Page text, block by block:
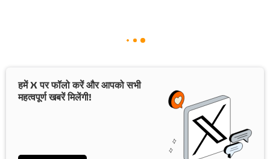
हमें X पर फॉलो करें और आपको सभी
महत्वपूर्ण खबरें मिलेंगी!